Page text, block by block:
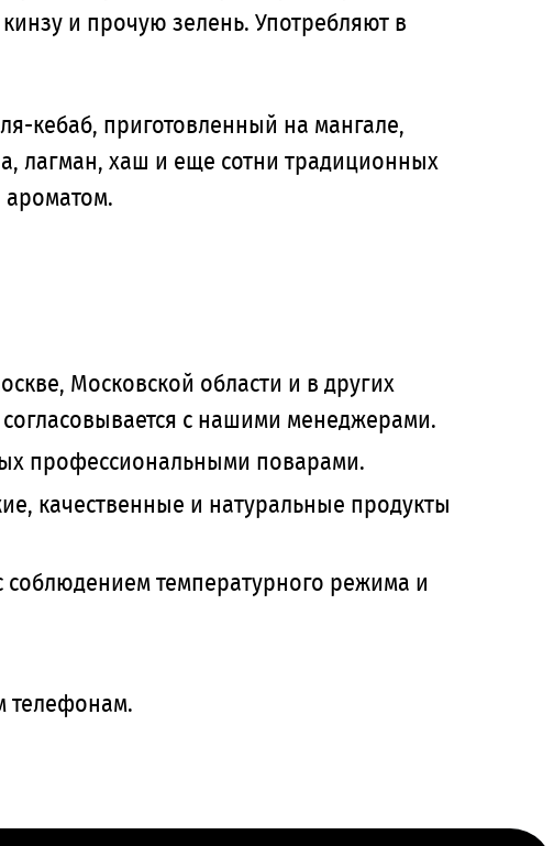
и прочую зелень. Употребляют в
кебаб, приготовленный на мангале,
лагман, хаш и еще сотни традиционных
Московской области и в других
с нашими менеджерами.
профессиональными поварами.
качественные и натуральные продукты
соблюдением температурного режима и
телефонам.